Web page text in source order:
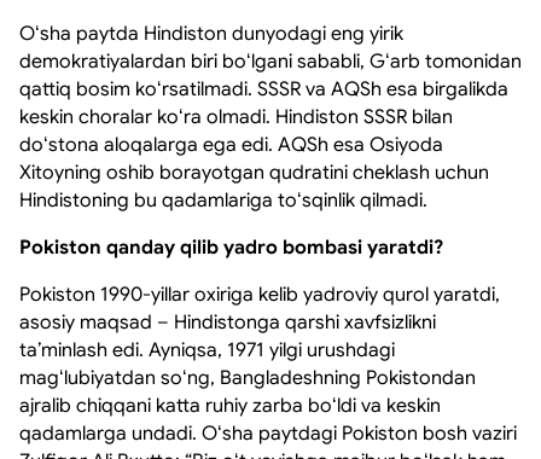
Oʻsha paytda Hindiston dunyodagi eng yirik
demokratiyalardan biri boʻlgani sababli, Gʻarb tomonidan
qattiq bosim koʻrsatilmadi. SSSR va AQSh esa birgalikda
keskin choralar koʻra olmadi. Hindiston SSSR bilan
doʻstona aloqalarga ega edi. AQSh esa Osiyoda
Xitoyning oshib borayotgan qudratini cheklash uchun
Hindistoning bu qadamlariga toʻsqinlik qilmadi.
Pokiston qanday qilib yadro bombasi yaratdi?
Pokiston 1990-yillar oxiriga kelib yadroviy qurol yaratdi,
asosiy maqsad – Hindistonga qarshi xavfsizlikni
taʼminlash edi. Ayniqsa, 1971 yilgi urushdagi
magʻlubiyatdan soʻng, Bangladeshning Pokistondan
ajralib chiqqani katta ruhiy zarba boʻldi va keskin
qadamlarga undadi. Oʻsha paytdagi Pokiston bosh vaziri